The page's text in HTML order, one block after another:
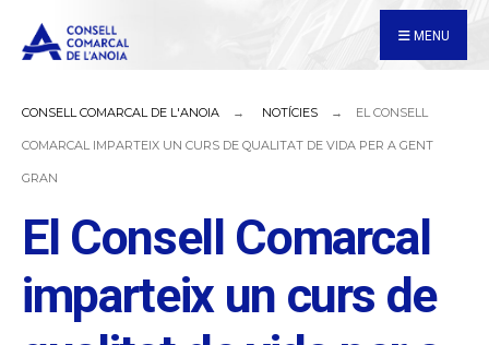
MENU
CONSELL COMARCAL DE L'ANOIA NOTÍCIES EL CONSELL
COMARCAL IMPARTEIX UN CURS DE QUALITAT DE VIDA PER A GENT
GRAN
El Consell Comarcal
imparteix un curs de